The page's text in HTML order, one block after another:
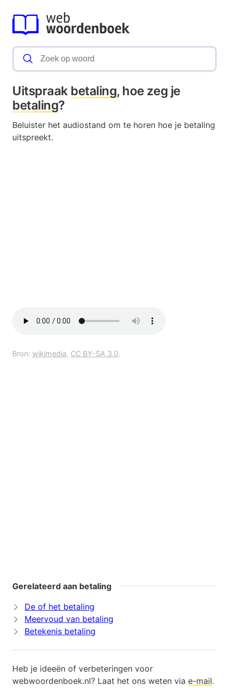
Uitspraak betaling, hoe zeg je
betaling?
Beluister het audiostand om te horen hoe je betaling
uitspreekt.
Bron: wikimedia, CC BY-SA 3.0.
Gerelateerd aan betaling
De of het betaling
Meervoud van betaling
Betekenis betaling
Heb je ideeën of verbeteringen voor
webwoordenboek.nl? Laat het ons weten via e-mail.